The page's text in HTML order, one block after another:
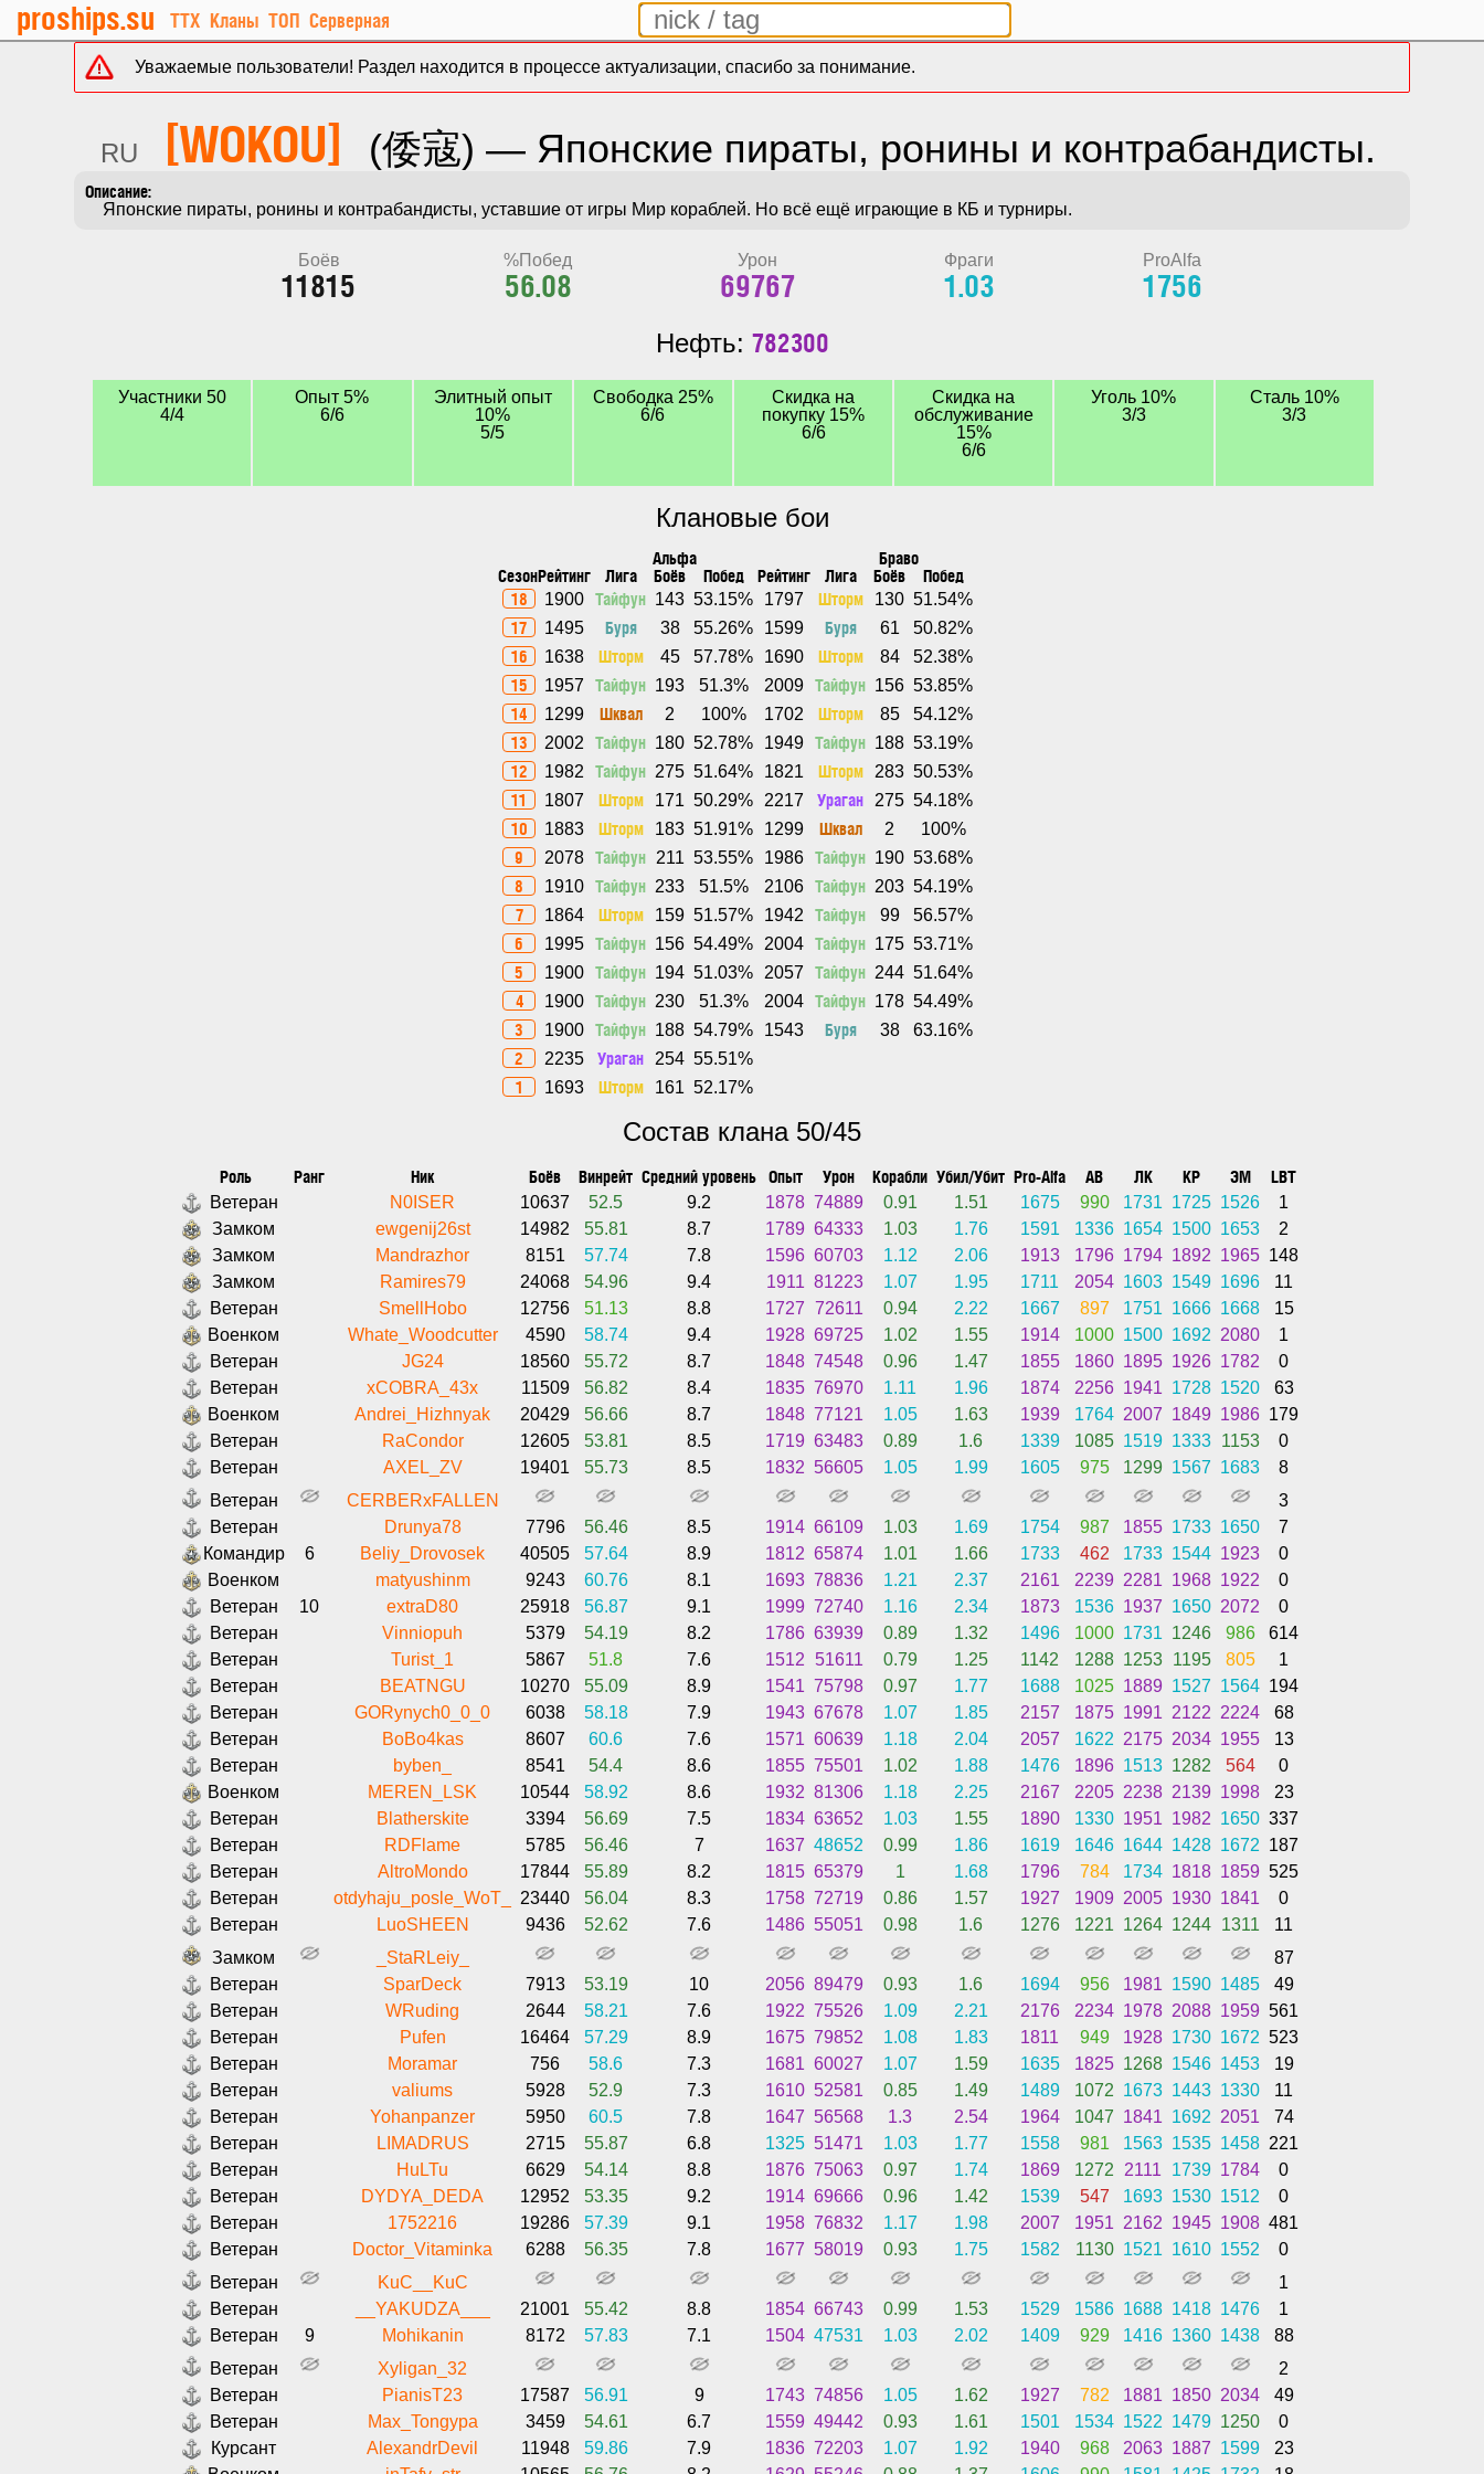
proships.su ТТХ Кланы ТОП Серверная
Уважаемые пользователи! Раздел находится в процессе актуализации, спасибо за понимание.
RU [WOKOU] (倭寇) — Японские пираты, ронины и контрабандисты.
    Японские пираты, ронины и контрабандисты, уставшие от игры Мир кораблей. Но всё ещё играющие в КБ и турниры.
Боёв
11815
%Побед
56.08
Урон
69767
Фраги
1.03
ProAlfa
1756
Нефть: 782300
Участники 50
4/4
Опыт 5%
6/6
Элитный опыт
10%
5/5
Свободка 25%
6/6
Скидка на
покупку 15%
6/6
Скидка на
обслуживание
15%
6/6
Уголь 10%
3/3
Сталь 10%
3/3
Клановые бои
Альфа Браво
СезонРейтинг Лига Боёв Побед Рейтинг Лига Боёв
Побед
18
1900 Тайфун 143 53.15% 1797 Шторм 130 51.54%
17 1495 Буря 38 55.26% 1599 Буря 61 50.82%
16 1638 Шторм 45 57.78% 1690 Шторм 84 52.38%
15 1957 Тайфун 193 51.3% 2009 Тайфун 156 53.85%
14 1299 Шквал 2 100% 1702 Шторм 85 54.12%
13 2002 Тайфун 180 52.78% 1949 Тайфун 188 53.19%
12 1982 Тайфун 275 51.64% 1821 Шторм 283 50.53%
11 1807 Шторм 171 50.29% 2217 Ураган 275 54.18%
10 1883 Шторм 183 51.91% 1299 Шквал 2 100%
9 2078 Тайфун 211 53.55% 1986 Тайфун 190 53.68%
8 1910 Тайфун 233 51.5% 2106 Тайфун 203 54.19%
7 1864 Шторм 159 51.57% 1942 Тайфун 99 56.57%
6 1995 Тайфун 156 54.49% 2004 Тайфун 175 53.71%
5 1900 Тайфун 194 51.03% 2057 Тайфун 244 51.64%
4 1900 Тайфун 230 51.3% 2004 Тайфун 178 54.49%
3 1900 Тайфун 188 54.79% 1543 Буря 38 63.16%
2 2235 Ураган 254 55.51%
1 1693 Шторм 161 52.17%
Состав клана 50/45
Роль Ранг Ник Боёв Винрейт Средний уровень Опыт Урон Корабли Убил/Убит Pro-Alfa АВ ЛК КР ЭМ LBT
Ветеран N0ISER 10637 52.5 9.2 1878 74889 0.91 1.51 1675 990 1731 1725 1526
1
Замком
ewgenij26st 14982 55.81 8.7 1789 64333 1.03 1.76 1591 1336 1654 1500 1653
2
Замком
Mandrazhor 8151 57.74 7.8 1596 60703 1.12 2.06 1913 1796 1794 1892 1965 148
Замком
Ramires79 24068 54.96 9.4 1911 81223 1.07 1.95 1711 2054 1603 1549 1696
11
Ветеран
SmellHobo 12756 51.13 8.8 1727 72611 0.94 2.22 1667 897 1751 1666 1668
15
Военком
Whate_Woodcutter 4590 58.74 9.4 1928 69725 1.02 1.55 1914 1000 1500 1692 2080
1
Ветеран
JG24 18560 55.72 8.7 1848 74548 0.96 1.47 1855 1860 1895 1926 1782
0
Ветеран
xCOBRA_43x 11509 56.82 8.4 1835 76970 1.11 1.96 1874 2256 1941 1728 1520
63
Военком
Andrei_Hizhnyak 20429 56.66 8.7 1848 77121 1.05 1.63 1939 1764 2007 1849 1986 179
Ветеран
RaCondor 12605 53.81 8.5 1719 63483 0.89 1.6 1339 1085 1519 1333 1153
0
Ветеран
AXEL_ZV 19401 55.73 8.5 1832 56605 1.05 1.99 1605 975 1299 1567 1683
8
Ветеран
CERBERxFALLEN
3
Ветеран
Drunya78 7796 56.46 8.5 1914 66109 1.03 1.69 1754 987 1855 1733 1650
7
Командир
6 Beliy_Drovosek 40505 57.64 8.9 1812 65874 1.01 1.66 1733 462 1733 1544 1923
0
Военком
matyushinm 9243 60.76 8.1 1693 78836 1.21 2.37 2161 2239 2281 1968 1922
0
Ветеран
10 extraD80 25918 56.87 9.1 1999 72740 1.16 2.34 1873 1536 1937 1650 2072
0
Ветеран
Vinniopuh 5379 54.19 8.2 1786 63939 0.89 1.32 1496 1000 1731 1246 986
614
Ветеран
Turist_1 5867 51.8 7.6 1512 51611 0.79 1.25 1142 1288 1253 1195 805
1
Ветеран
BEATNGU 10270 55.09 8.9 1541 75798 0.97 1.77 1688 1025 1889 1527 1564 194
Ветеран
GORynych0_0_0 6038 58.18 7.9 1943 67678 1.07 1.85 2157 1875 1991 2122 2224
68
Ветеран
BoBo4kas 8607 60.6 7.6 1571 60639 1.18 2.04 2057 1622 2175 2034 1955
13
Ветеран
byben_ 8541 54.4 8.6 1855 75501 1.02 1.88 1476 1896 1513 1282 564
0
Военком
MEREN_LSK 10544 58.92 8.6 1932 81306 1.18 2.25 2167 2205 2238 2139 1998
23
Ветеран
Blatherskite 3394 56.69 7.5 1834 63652 1.03 1.55 1890 1330 1951 1982 1650 337
Ветеран
RDFlame 5785 56.46 7 1637 48652 0.99 1.86 1619 1646 1644 1428 1672 187
Ветеран
AltroMondo 17844 55.89 8.2 1815 65379 1 1.68 1796 784 1734 1818 1859 525
Ветеран
otdyhaju_posle_WoT_ 23440 56.04 8.3 1758 72719 0.86 1.57 1927 1909 2005 1930 1841
0
Ветеран
LuoSHEEN 9436 52.62 7.6 1486 55051 0.98 1.6 1276 1221 1264 1244 1311
11
Замком
_StaRLeiy_
87
Ветеран
SparDeck 7913 53.19 10 2056 89479 0.93 1.6 1694 956 1981 1590 1485
49
Ветеран
WRuding 2644 58.21 7.6 1922 75526 1.09 2.21 2176 2234 1978 2088 1959 561
Ветеран
Pufen 16464 57.29 8.9 1675 79852 1.08 1.83 1811 949 1928 1730 1672 523
Ветеран
Moramar 756 58.6 7.3 1681 60027 1.07 1.59 1635 1825 1268 1546 1453
19
Ветеран
valiums 5928 52.9 7.3 1610 52581 0.85 1.49 1489 1072 1673 1443 1330
11
Ветеран
Yohanpanzer 5950 60.5 7.8 1647 56568 1.3 2.54 1964 1047 1841 1692 2051
74
Ветеран
LIMADRUS 2715 55.87 6.8 1325 51471 1.03 1.77 1558 981 1563 1535 1458 221
Ветеран
HuLTu 6629 54.14 8.8 1876 75063 0.97 1.74 1869 1272 2111 1739 1784
0
Ветеран
DYDYA_DEDA 12952 53.35 9.2 1914 69666 0.96 1.42 1539 547 1693 1530 1512
0
Ветеран
1752216 19286 57.39 9.1 1958 76832 1.17 1.98 2007 1951 2162 1945 1908 481
Ветеран
Doctor_Vitaminka 6288 56.35 7.8 1677 58019 0.93 1.75 1582 1130 1521 1610 1552
0
Ветеран
KuC__KuC
1
Ветеран
__YAKUDZA___ 21001 55.42 8.8 1854 66743 0.99 1.53 1529 1586 1688 1418 1476
1
Ветеран
9 Mohikanin 8172 57.83 7.1 1504 47531 1.03 2.02 1409 929 1416 1360 1438
88
Ветеран
Xyligan_32
2
Ветеран
PianisT23 17587 56.91 9 1743 74856 1.05 1.62 1927 782 1881 1850 2034
49
Ветеран
Max_Tongypa 3459 54.61 6.7 1559 49442 0.93 1.61 1501 1534 1522 1479 1250
0
Курсант
AlexandrDevil 11948 59.86 7.9 1836 72203 1.07 1.92 1940 968 2063 1887 1599
23